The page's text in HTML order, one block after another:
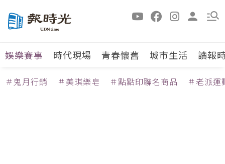
娛樂賽事 時代現場 青春懷舊 城市生活 讀報
＃鬼月行銷 ＃美琪樂皂 ＃點點印聯名商品 ＃老派運